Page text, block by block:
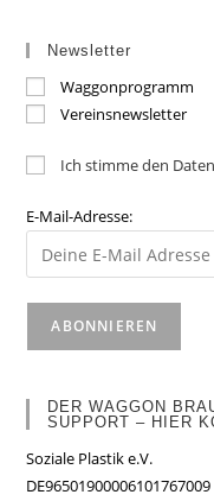
Newsletter
Waggonprogramm
Vereinsnewsletter
Ich stimme den
E-Mail-Adresse:
DER WAGGON
SUPPORT – HIER
Soziale Plastik e.V.
DE96501900006101767009